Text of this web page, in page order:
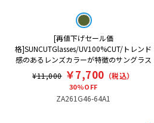
[再値下げセール価
格]SUNCUTGlasses/UV100%CUT/トレンド
感のあるレンズカラーが特徴のサングラス
¥11,000 ￥7,700 （税込）
30%OFF
ZA261G46-64A1